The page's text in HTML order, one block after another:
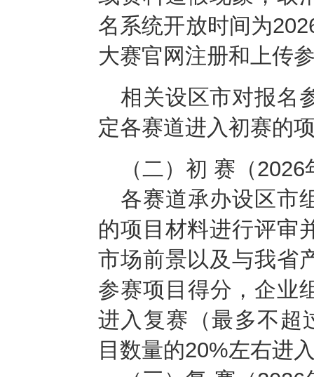
名系统开放时间为
大赛官网注册和上传
相关设区市对报名
定各赛道进入初赛的
（二） 初 赛（2026
各赛道承办设区市
的项目材料进行评审
市场前景以及与我省
参赛项目得分，企业
进入复赛（最多不超
目数量的20%左右进